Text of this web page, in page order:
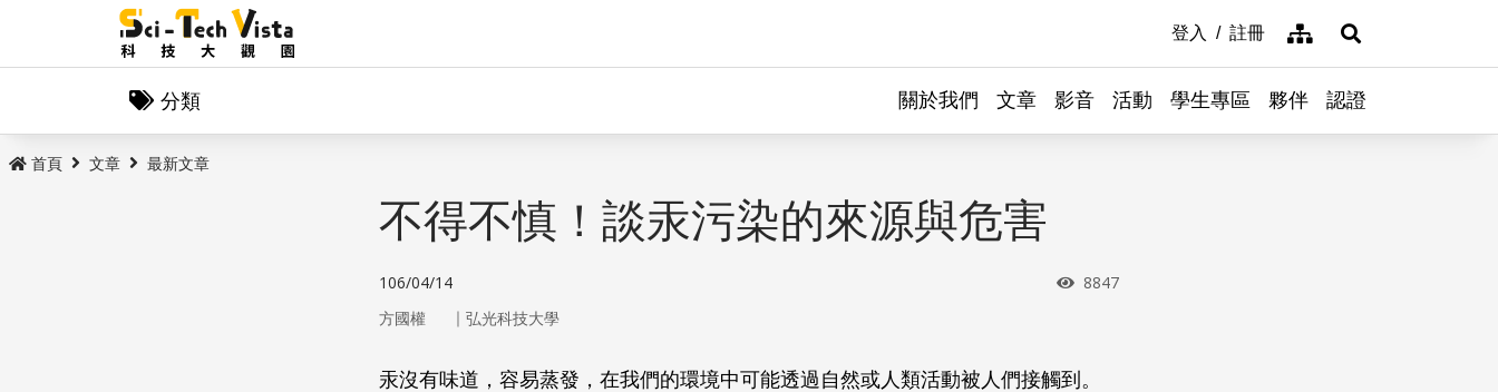
登入 註冊 網站導覽展開搜尋
分類 關於我們 文章 影音 活動 學生專區 夥伴 認證
首頁 文章 最新文章
不得不慎！談汞污染的來源與危害
106/04/14 瀏覽次數
8847
方國權 ｜ 弘光科技大學
汞沒有味道，容易蒸發，在我們的環境中可能透過自然或人類活動被人們接觸到。